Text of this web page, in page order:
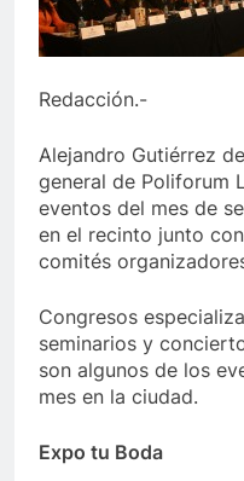
Redacción.-
Alejandro Gutiérrez
general de Poliforum
eventos del mes de
en el recinto junto
comités
Congresos
seminarios y
son algunos de los
mes en la ciudad.
Expo tu Boda